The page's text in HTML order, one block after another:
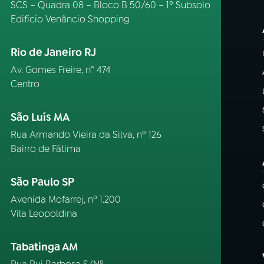
SCS – Quadra 08 – Bloco B 50/60 – 1º Subsolo
Edifício Venâncio Shopping
Rio de Janeiro RJ
Av. Gomes Freire, n° 474
Centro
São Luís MA
Rua Armando Vieira da Silva, nº 126
Bairro de Fátima
São Paulo SP
Avenida Mofarrej, nº 1.200
Vila Leopoldina
Tabatinga AM